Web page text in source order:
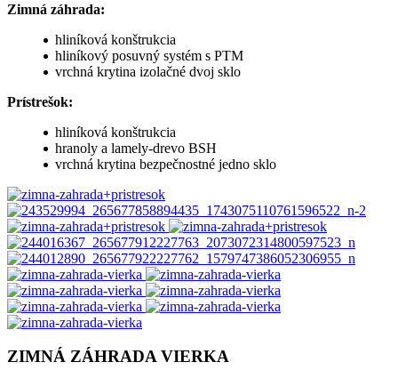
Zimná záhrada:
hliníková konštrukcia
hliníkový posuvný systém s PTM
vrchná krytina izolačné dvoj sklo
Prístrešok:
hliníková konštrukcia
hranoly a lamely-drevo BSH
vrchná krytina bezpečnostné jedno sklo
ZIMNÁ ZÁHRADA VIERKA